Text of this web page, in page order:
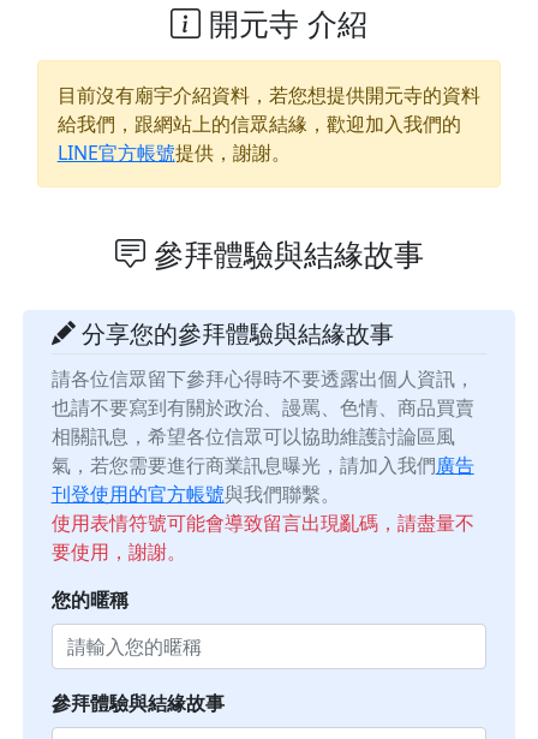
開元寺 介紹
目前沒有廟宇介紹資料，若您想提供開元寺的資料
給我們，跟網站上的信眾結緣，歡迎加入我們的
LINE官方帳號提供，謝謝。
參拜體驗與結緣故事
分享您的參拜體驗與結緣故事
請各位信眾留下參拜心得時不要透露出個人資訊，
也請不要寫到有關於政治、謾罵、色情、商品買賣
相關訊息，希望各位信眾可以協助維護討論區風
氣，若您需要進行商業訊息曝光，請加入我們廣告
刊登使用的官方帳號與我們聯繫。
使用表情符號可能會導致留言出現亂碼，請盡量不
要使用，謝謝。
您的暱稱
參拜體驗與結緣故事